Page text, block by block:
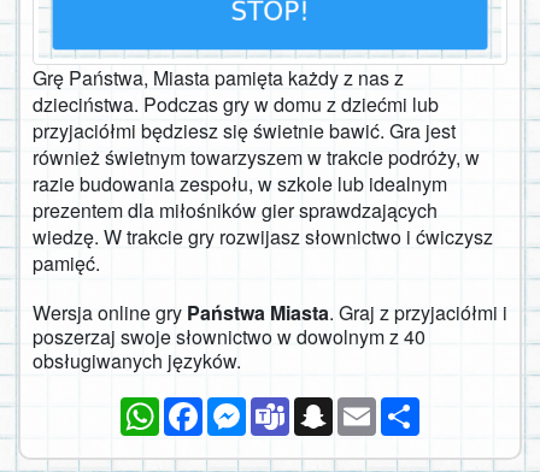
Grę Państwa, Miasta pamięta każdy z nas z
dzieciństwa. Podczas gry w domu z dziećmi lub
przyjaciółmi będziesz się świetnie bawić. Gra jest
również świetnym towarzyszem w trakcie podróży, w
razie budowania zespołu, w szkole lub idealnym
prezentem dla miłośników gier sprawdzających
wiedzę. W trakcie gry rozwijasz słownictwo i ćwiczysz
pamięć.
Wersja online gry Państwa Miasta. Graj z przyjaciółmi i
poszerzaj swoje słownictwo w dowolnym z 40
obsługiwanych języków.
WhatsAppFacebookMessenger
TeamsSnapchat
Email